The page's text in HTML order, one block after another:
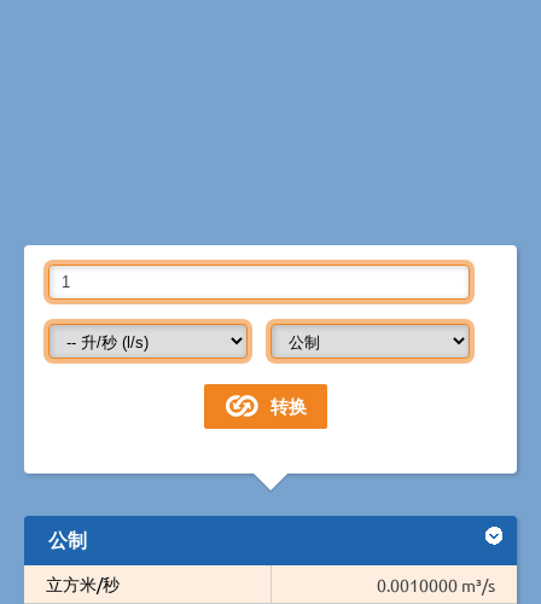
公制
立方米/秒
0.0010000 m³/s